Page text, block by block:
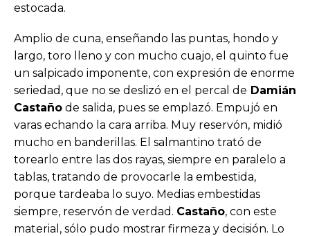
estocada.
Amplio de cuna, enseñando las puntas, hondo y
largo, toro lleno y con mucho cuajo, el quinto fue
un salpicado imponente, con expresión de enorme
seriedad, que no se deslizó en el percal de Damián
Castaño de salida, pues se emplazó. Empujó en
varas echando la cara arriba. Muy reservón, midió
mucho en banderillas. El salmantino trató de
torearlo entre las dos rayas, siempre en paralelo a
tablas, tratando de provocarle la embestida,
porque tardeaba lo suyo. Medias embestidas
siempre, reservón de verdad. Castaño, con este
material, sólo pudo mostrar firmeza y decisión. Lo